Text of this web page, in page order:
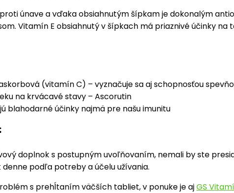
únave a vďaka obsiahnutým šípkam je dokonalým
Vitamín E obsiahnutý v šípkach má priaznivé účinky na
(vitamín C) – vyznačuje sa aj schopnosťou
na krvácavé stavy – Ascorutin
blahodarné účinky najmä pre našu imunitu
doplnok s postupným uvoľňovaním, nemali by ste
podľa potreby a účelu užívania.
s prehĺtaním väčších tabliet, v ponuke je ajGS